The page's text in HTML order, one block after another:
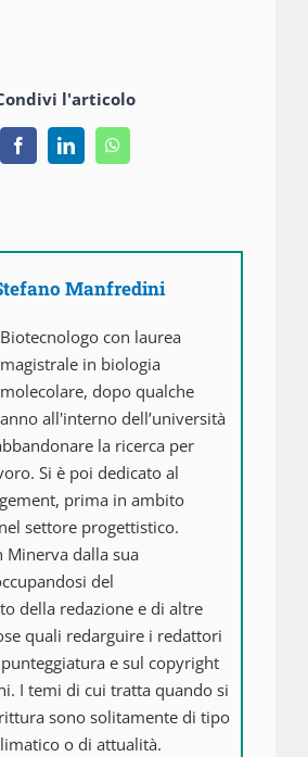
l'articolo
FacebookLinkedInWhatsApp
Manfredini
Biotecnologo con laurea
magistrale in biologia
molecolare, dopo qualche
anno all'interno dell’università
la ricerca per
Si è poi dedicato al
prima in ambito
settore progettistico.
Minerva dalla sua
del
della redazione e di altre
quali redarguire i redattori
e sul copyright
I temi di cui tratta quando si
sono solitamente di tipo
o di attualità.